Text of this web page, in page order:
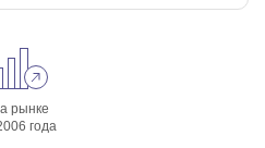
рынке
года